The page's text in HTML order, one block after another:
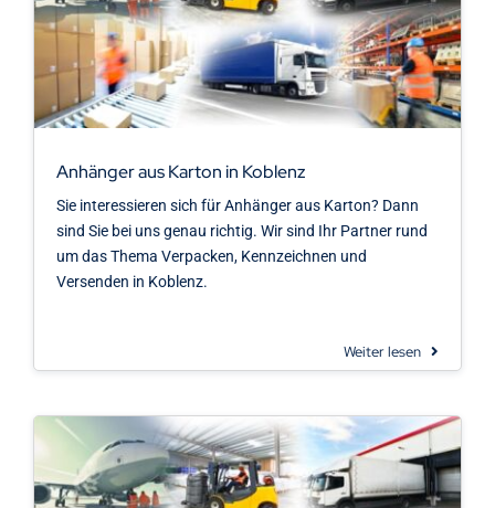
Anhänger aus Karton in Koblenz
Sie interessieren sich für Anhänger aus Karton? Dann
sind Sie bei uns genau richtig. Wir sind Ihr Partner rund
um das Thema Verpacken, Kennzeichnen und
Versenden in Koblenz.
Weiter lesen